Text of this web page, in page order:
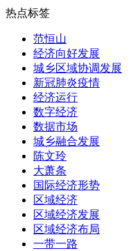
热点标签
范恒山
经济向好发展
城乡区域协调发展
新冠肺炎疫情
经济运行
数字经济
数据市场
城乡融合发展
陈文玲
大萧条
国际经济形势
区域经济
区域经济发展
区域经济布局
一带一路